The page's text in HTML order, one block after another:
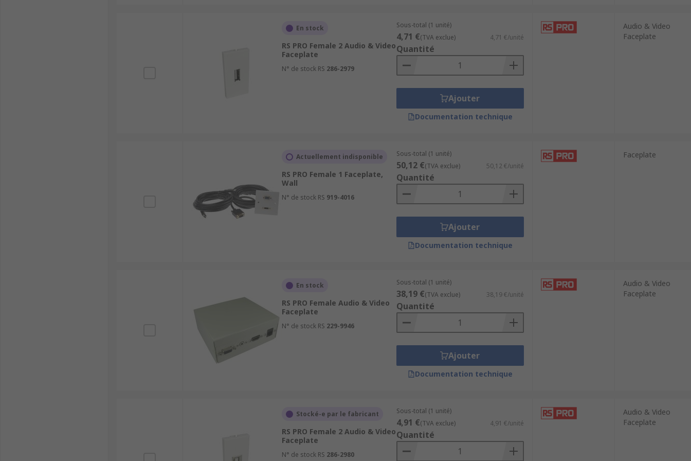
En stock
RS PRO Female 2 Audio & Video
Faceplate
N° de stock RS 286-2979
Sous-total (1 unité)
4,71 €(TVA exclue) 4,71 €/unité
Quantité
Ajouter
Documentation technique
Audio & Video
Faceplate
Actuellement indisponible
RS PRO Female 1 Faceplate,
Wall
N° de stock RS 919-4016
Sous-total (1 unité)
50,12 €(TVA exclue) 50,12 €/unité
Quantité
Ajouter
Documentation technique
Faceplate
En stock
RS PRO Female Audio & Video
Faceplate
N° de stock RS 229-9946
Sous-total (1 unité)
38,19 €(TVA exclue) 38,19 €/unité
Quantité
Ajouter
Documentation technique
Audio & Video
Faceplate
Stocké-e par le fabricant
RS PRO Female 2 Audio & Video
Faceplate
N° de stock RS 286-2980
Sous-total (1 unité)
4,91 €(TVA exclue) 4,91 €/unité
Quantité
Audio & Video
Faceplate